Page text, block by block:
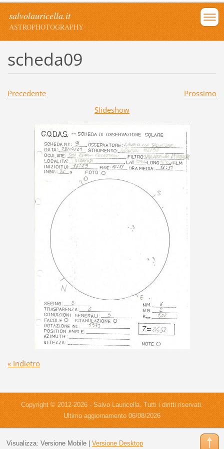
salvolauricella.it
ASTROPHOTOGRAPHY
scheda09
Precedente
Prossimo
Slideshow
« Indietro
Copyright © 2012-2026 - Salvo Lauricella. Tutti i diritti riservati.
Ultimo aggiornamento 06/08/2026
Visualizza: Versione Mobile| Versione Desktop